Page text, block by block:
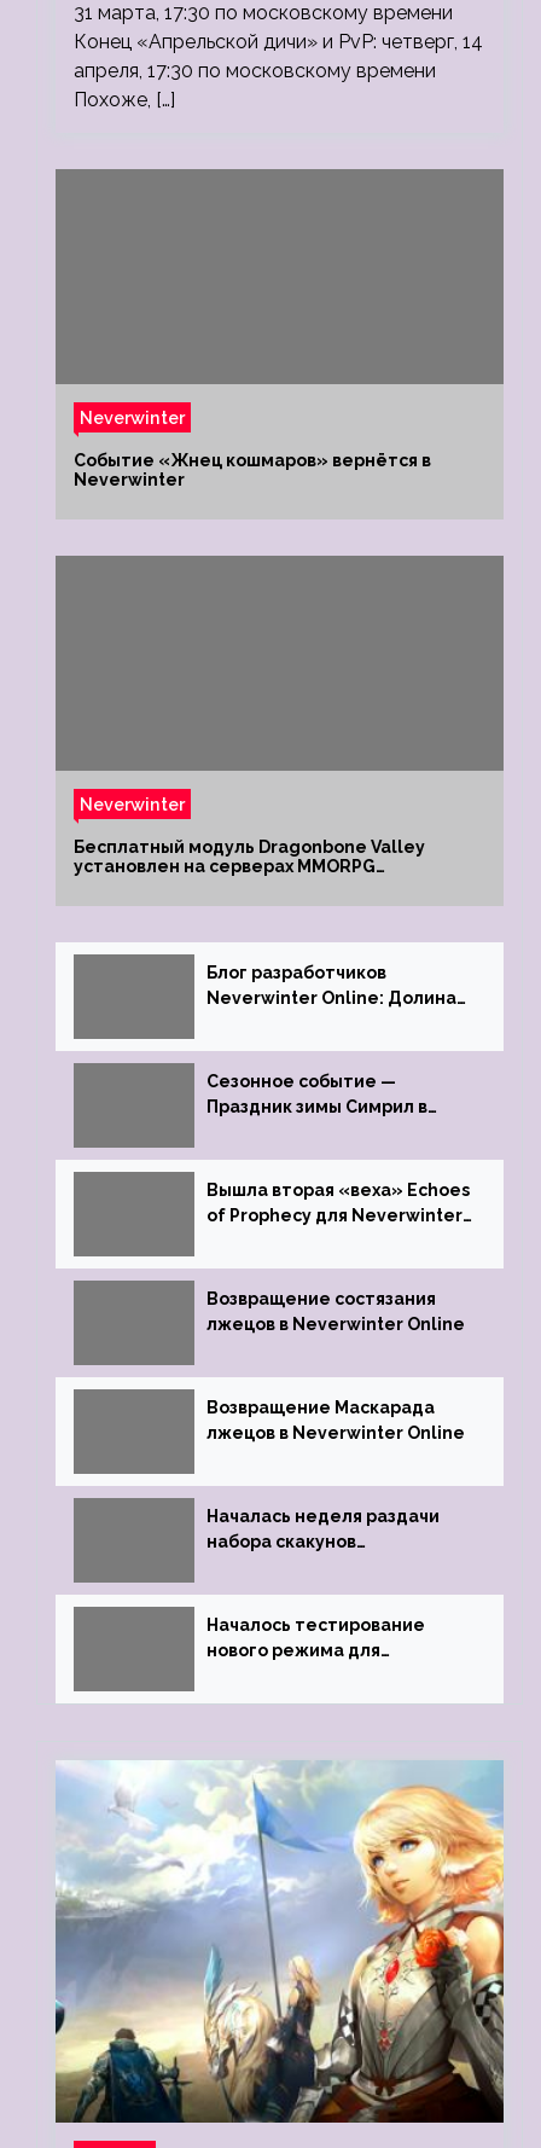
31 марта, 17:30 по московскому времени
Конец «Апрельской дичи» и PvP: четверг, 14
апреля, 17:30 по московскому времени
Похоже, […]
Neverwinter
Событие «Жнец кошмаров» вернётся в
Neverwinter
Neverwinter
Бесплатный модуль Dragonbone Valley
установлен на серверах MMORPG
Блог разработчиков
Neverwinter Online: Долина
Сезонное событие —
Праздник зимы Симрил в
Вышла вторая «веха» Echoes
of Prophecy для Neverwinter
Возвращение состязания
лжецов в Neverwinter Online
Возвращение Маскарада
лжецов в Neverwinter Online
Началась неделя раздачи
набора скакунов
Началось тестирование
нового режима для
online